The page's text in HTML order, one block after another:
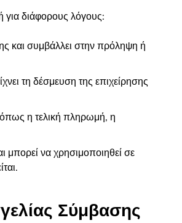
για διάφορους λόγους:
και συμβάλλει στην πρόληψη ή
τη δέσμευση της επιχείρησης
η τελική πληρωμή, η
μπορεί να χρησιμοποιηθεί σε
Σύμβασης